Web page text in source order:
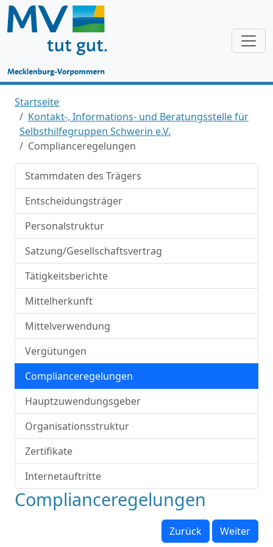
Startseite
Kontakt-, Informations- und Beratungsstelle für
Selbsthilfegruppen Schwerin e.V.
Complianceregelungen
Stammdaten des Trägers
Entscheidungsträger
Personalstruktur
Satzung/Gesellschaftsvertrag
Tätigkeitsberichte
Mittelherkunft
Mittelverwendung
Vergütungen
Complianceregelungen
Hauptzuwendungsgeber
Organisationsstruktur
Zertifikate
Internetauftritte
Complianceregelungen
Zurück Weiter